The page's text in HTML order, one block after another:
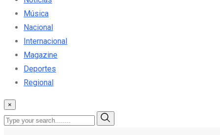
Música
Nacional
Internacional
Magazine
Deportes
Regional
×